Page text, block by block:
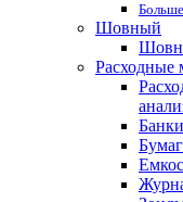
Больше
Шовный
Расходные